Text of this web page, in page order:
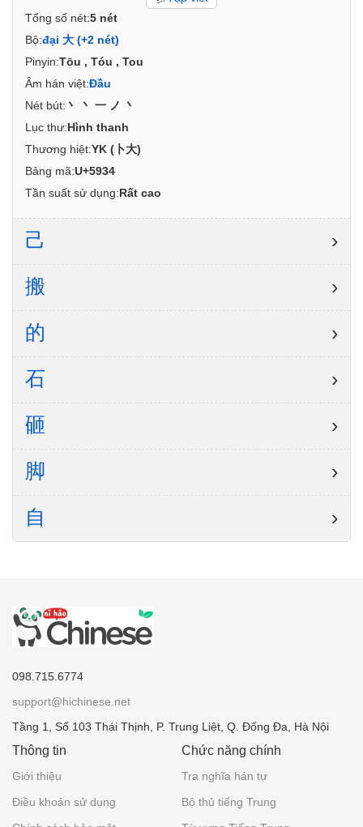
Tổng số nét:5 nét
Bộ:đại 大 (+2 nét)
Pinyin:Tōu , Tóu , Tou
Âm hán việt:Đầu
Nét bút: 丶丶一ノ丶
Lục thư:Hình thanh
Thương hiệt:YK (卜大)
Bảng mã:U+5934
Tần suất sử dụng:Rất cao
己 ›
搬 ›
的 ›
石 ›
砸 ›
脚 ›
自 ›
098.715.6774
support@hichinese.net
Tầng 1, Số 103 Thái Thịnh, P. Trung Liệt, Q. Đống Đa, Hà Nội
Thông tin
Giới thiệu
Điều khoản sử dụng
Chức năng chính
Tra nghĩa hán tự
Bộ thủ tiếng Trung